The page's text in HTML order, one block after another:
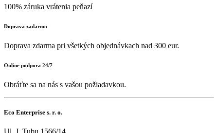
100% záruka vrátenia peňazí
Doprava zadarmo
Doprava zdarma pri všetkých objednávkach nad 300 eur.
Online podpora 24/7
Obráťte sa na nás s vašou požiadavkou.
Eco Enterprise s. r. o.
Ul. J. Tubu 1566/14